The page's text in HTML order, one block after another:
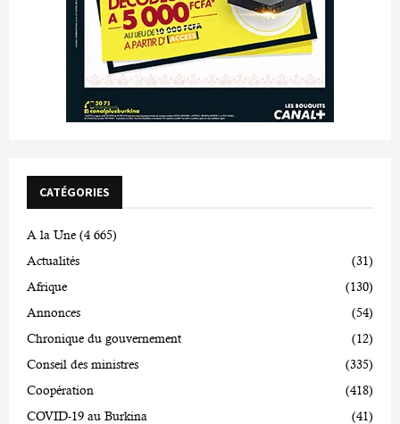
CATÉGORIES
A la Une (4 665)
Actualités
(31)
Afrique
(130)
Annonces
(54)
Chronique du gouvernement
(12)
Conseil des ministres
(335)
Coopération
(418)
COVID-19 au Burkina
(41)